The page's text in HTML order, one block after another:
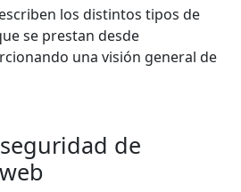
los distintos tipos de
se prestan desde
una visión general de
de